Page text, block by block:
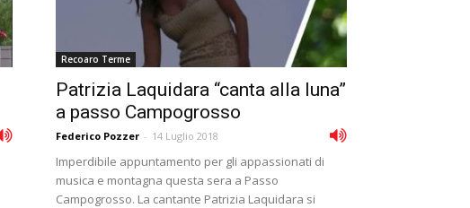
Recoaro Terme
Patrizia Laquidara “canta alla luna”
a passo Campogrosso
Federico Pozzer - 14 Luglio 2018
Imperdibile appuntamento per gli appassionati di
musica e montagna questa sera a Passo
Campogrosso. La cantante Patrizia Laquidara si